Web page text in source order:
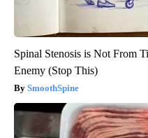
Spinal Stenosis is Not From
Enemy (Stop This)
SmoothSpine